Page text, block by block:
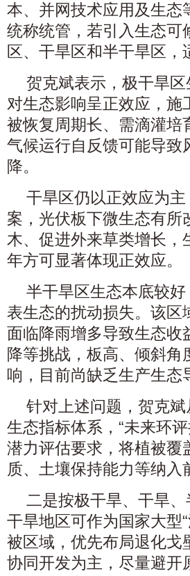
本、并网技术应用及生态
统称统管，若引入生态可
区、干旱区和半干旱区
贺克斌表示，极干旱
对生态影响呈正效应，
被恢复周期长、需滴灌培
气候运行自反馈可能导致
降。
干旱区仍以正效应为
案，光伏板下微生态有
木、促进外来草类增长
年方可显著体现正效应。
半干旱区生态本底较
表生态的扰动损失。该区
面临降雨增多导致生态收
降等挑战，板高、倾斜
响，目前尚缺乏生产生
针对上述问题，贺克
生态指标体系，“未来环
潜力评估要求，将植被覆
质、土壤保持能力等纳入
二是按极干旱、干旱
干旱地区可作为国家大型
被区域，优先布局退化戈
协同开发为主，尽量避开